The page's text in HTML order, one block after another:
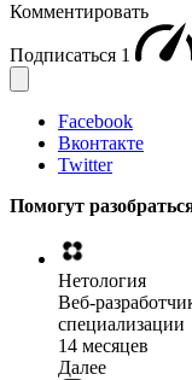
Комментировать
Подписаться 1
Facebook
Вконтакте
Twitter
Помогут
Нетология
Веб-
специализации
14 месяцев
Далее